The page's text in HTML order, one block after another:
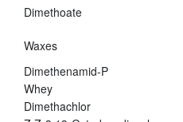
Dimethoate
Waxes
Dimethenamid-P
Whey
Dimethachlor